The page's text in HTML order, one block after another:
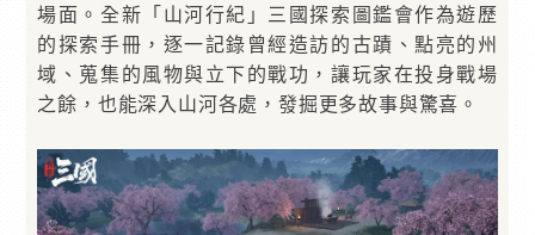
場面。全新「山河行紀」三國探索圖鑑會作為遊歷
的探索手冊，逐一記錄曾經造訪的古蹟、點亮的州
域、蒐集的風物與立下的戰功，讓玩家在投身戰場
之餘，也能深入山河各處，發掘更多故事與驚喜。